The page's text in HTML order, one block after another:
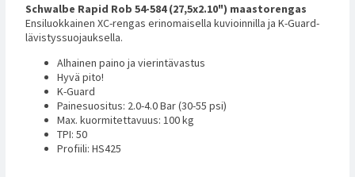
Schwalbe Rapid Rob 54-584 (27,5x2.10") maastorengas
Ensiluokkainen XC-rengas erinomaisella kuvioinnilla ja K-Guard-
lävistyssuojauksella.
Alhainen paino ja vierintävastus
Hyvä pito!
K-Guard
Painesuositus: 2.0-4.0 Bar (30-55 psi)
Max. kuormitettavuus: 100 kg
TPI: 50
Profiili: HS425